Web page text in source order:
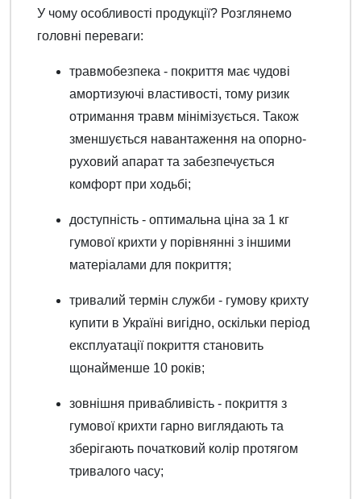
У чому особливості продукції? Розглянемо
головні переваги:
травмобезпека - покриття має чудові
амортизуючі властивості, тому ризик
отримання травм мінімізується. Також
зменшується навантаження на опорно-
руховий апарат та забезпечується
комфорт при ходьбі;
доступність - оптимальна ціна за 1 кг
гумової крихти у порівнянні з іншими
матеріалами для покриття;
тривалий термін служби - гумову крихту
купити в Україні вигідно, оскільки період
експлуатації покриття становить
щонайменше 10 років;
зовнішня привабливість - покриття з
гумової крихти гарно виглядають та
зберігають початковий колір протягом
тривалого часу;